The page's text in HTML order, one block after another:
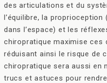
des articulations et du
l’équilibre, la
dans l’espace) et les
chiropratique maximise
réduisant ainsi le risque de
chiropratique sera aussi en
trucs et astuces pour